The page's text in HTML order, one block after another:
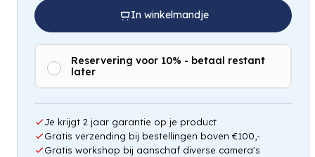
In winkelmandje
Reservering voor 10% - betaal restant
later
Je krijgt 2 jaar garantie op je product
Gratis verzending bij bestellingen boven €100,-
Gratis workshop bij aanschaf diverse camera's